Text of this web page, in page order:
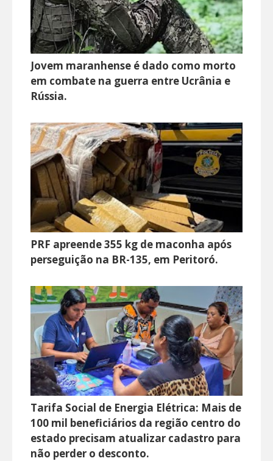
Jovem maranhense é dado como morto
em combate na guerra entre Ucrânia e
Rússia.
PRF apreende 355 kg de maconha após
perseguição na BR-135, em Peritoró.
Tarifa Social de Energia Elétrica: Mais de
100 mil beneficiários da região centro do
estado precisam atualizar cadastro para
não perder o desconto.